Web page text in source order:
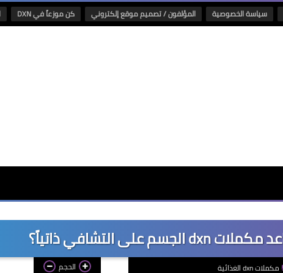
سياسة الخصوصية المؤلفون / تصميم موقع إلكتروني كن موزعاً في DXN
مكملات dxn الغذائية الحجم